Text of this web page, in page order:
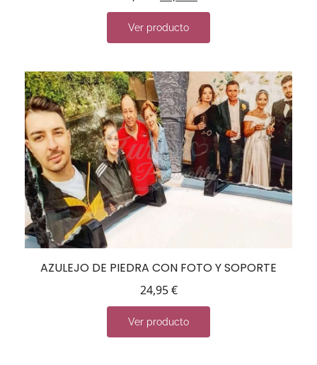
Ver producto
AZULEJO DE PIEDRA CON FOTO Y SOPORTE
24,95€
Ver producto